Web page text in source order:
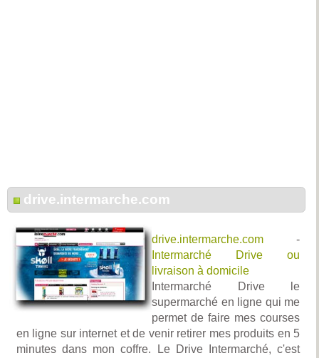
drive.intermarche.com
drive.intermarche.com -
Intermarché Drive ou
livraison à domicile
Intermarché Drive le
supermarché en ligne qui me
permet de faire mes courses
en ligne sur internet et de venir retirer mes produits en 5
minutes dans mon coffre. Le Drive Intermarché, c'est